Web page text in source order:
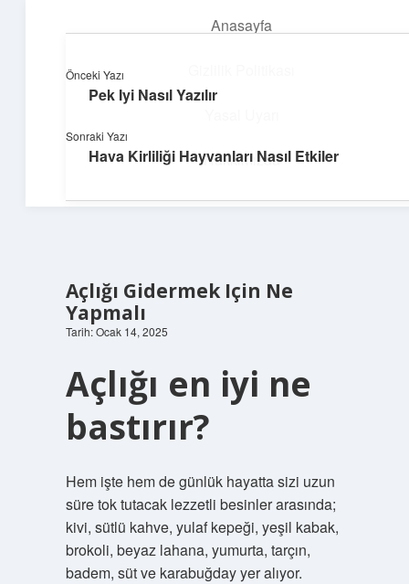
Anasayfa
Hakkımızda
Dijital Dünya Günlüğü
Açlığı Gidermek Için Ne
Yapmalı
Tarih: Ocak 14, 2025
Açlığı en iyi ne
bastırır?
Hem işte hem de günlük hayatta sizi uzun
süre tok tutacak lezzetli besinler arasında;
kivi, sütlü kahve, yulaf kepeği, yeşil kabak,
brokoli, beyaz lahana, yumurta, tarçın,
badem, süt ve karabuğday yer alıyor.
Önceki Yazı
Pek Iyi Nasıl Yazılır
Sonraki Yazı
Hava Kirliliği Hayvanları Nasıl Etkiler